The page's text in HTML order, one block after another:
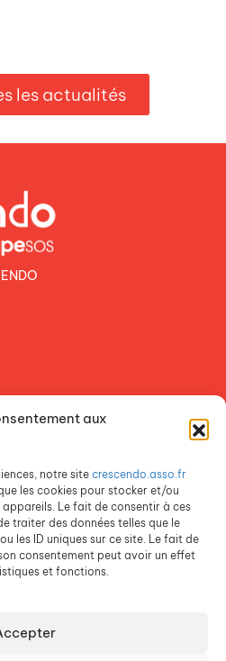
aux
notre site crescendo.asso.fr
les cookies pour stocker et/ou
Le fait de consentir à ces
traiter des données telles que le
les ID uniques sur ce site. Le fait de
consentement peut avoir un effet
et fonctions.
les actualités
du Groupe SOS